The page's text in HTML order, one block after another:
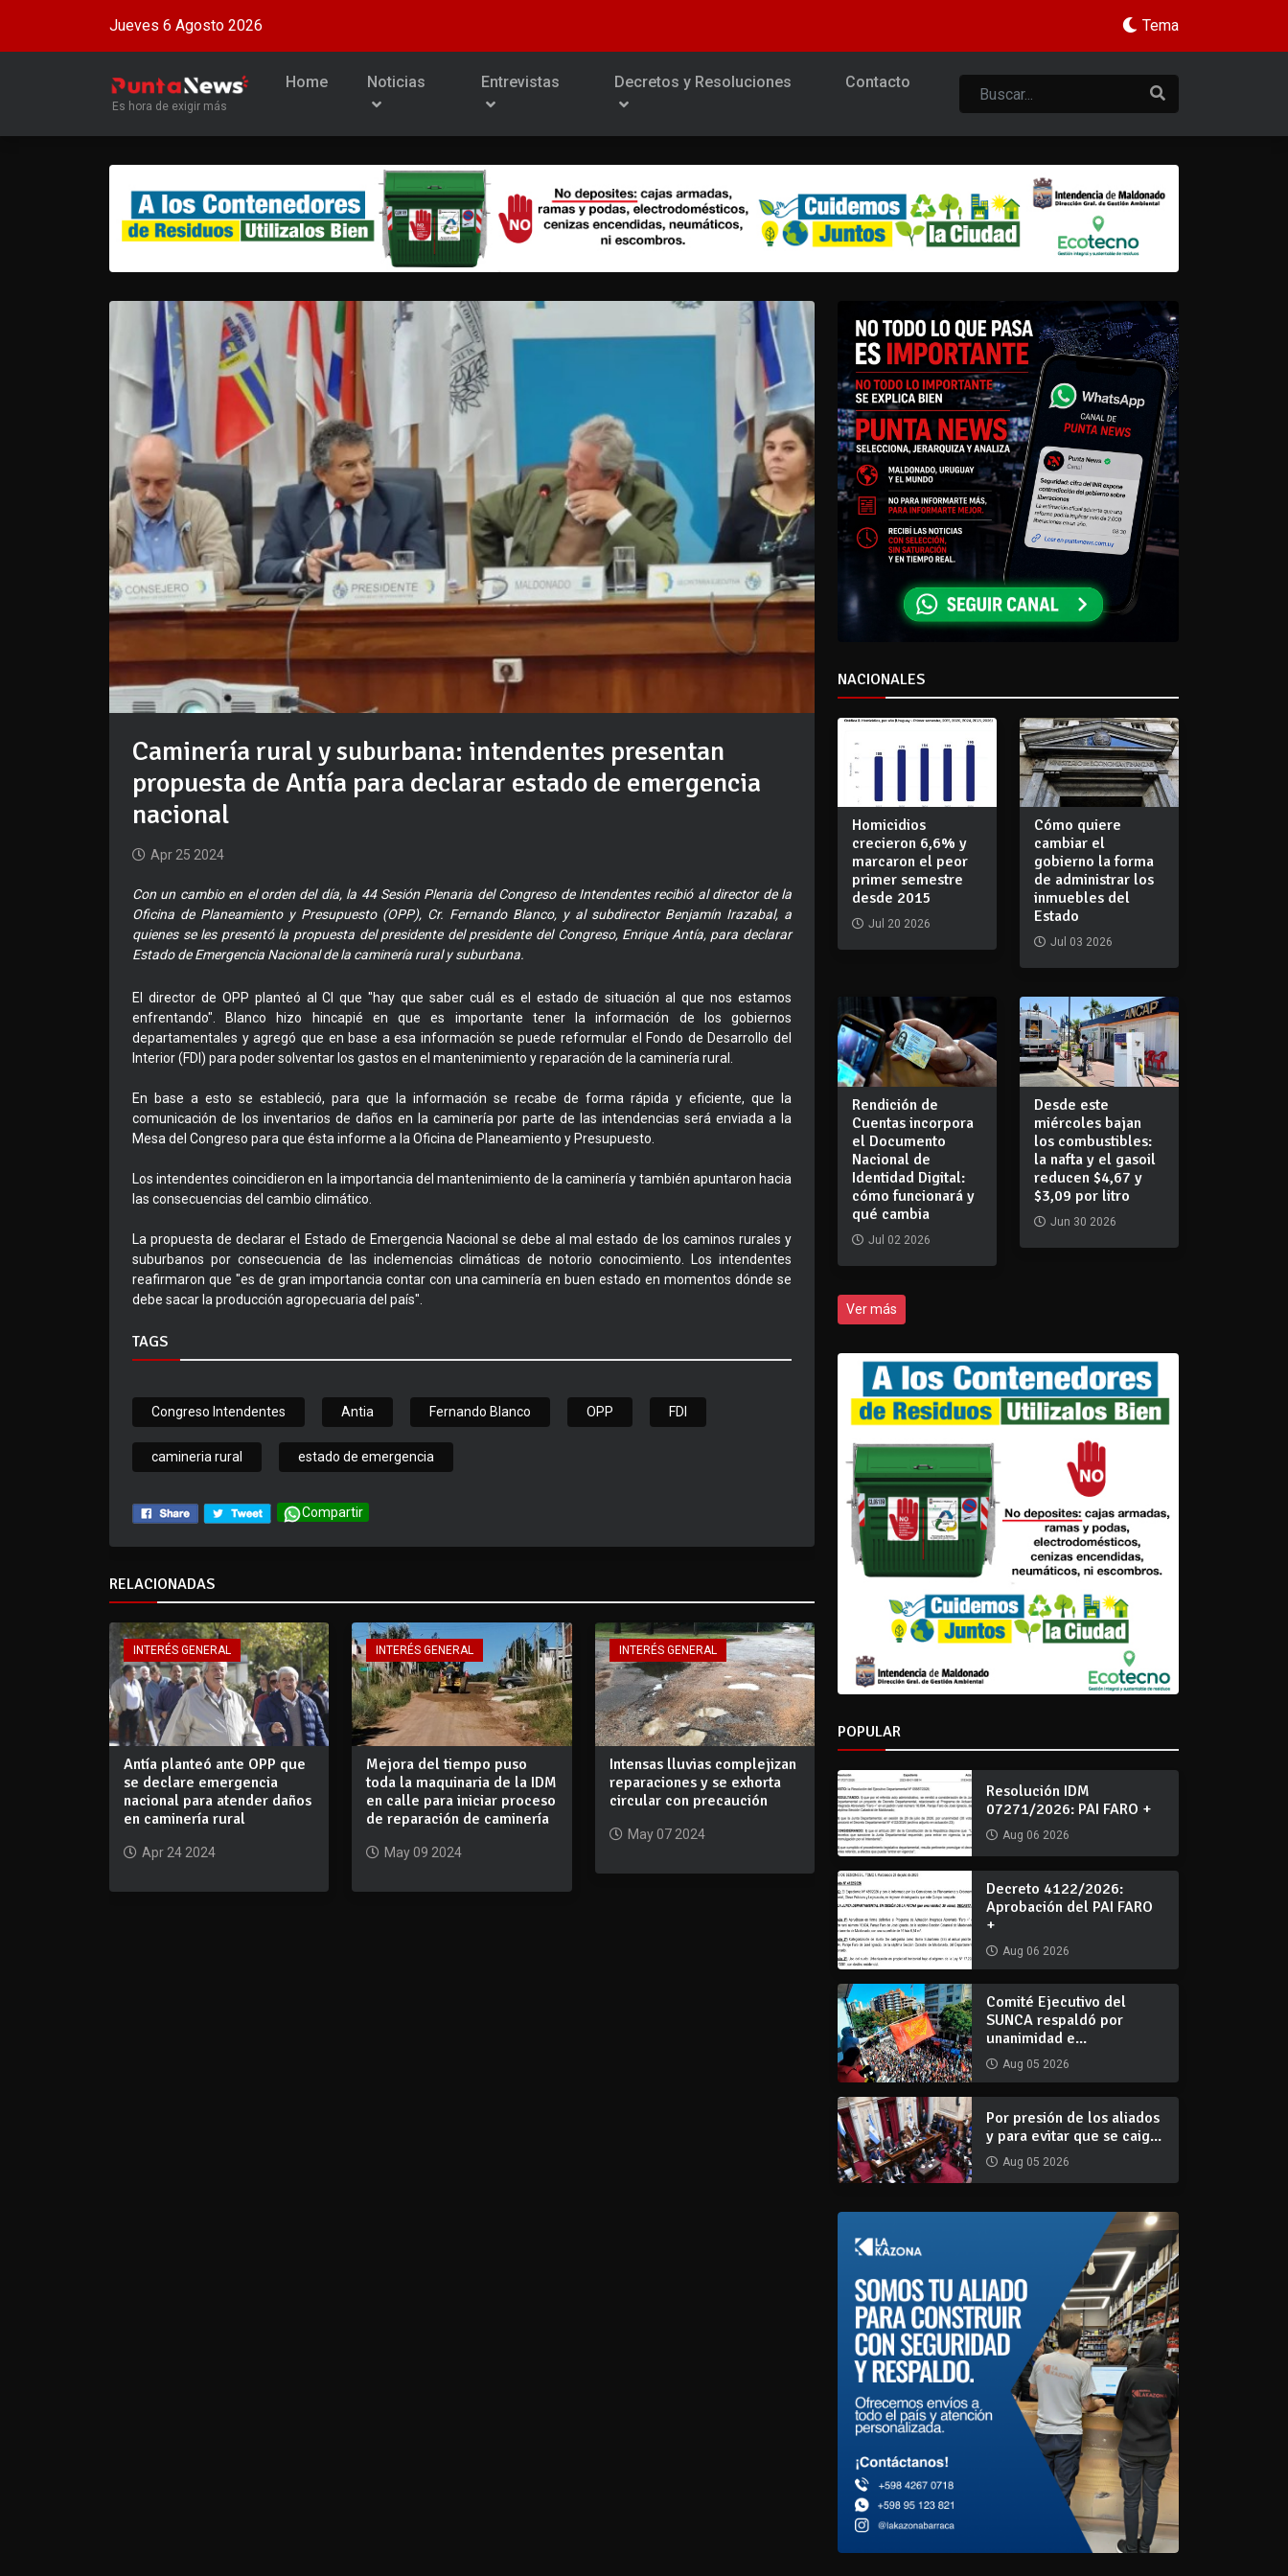
Jueves 6 Agosto 2026 Tema
Es hora de exigir más
Home Noticias Entrevistas Decretos y Resoluciones Contacto
Caminería rural y suburbana: intendentes presentan
propuesta de Antía para declarar estado de emergencia
nacional
Apr 25 2024
Con un cambio en el orden del día, la 44 Sesión Plenaria del Congreso de Intendentes recibió al director de la
Oficina de Planeamiento y Presupuesto (OPP), Cr. Fernando Blanco, y al subdirector Benjamín Irazabal, a
quienes se les presentó la propuesta del presidente del presidente del Congreso, Enrique Antía, para declarar
Estado de Emergencia Nacional de la caminería rural y suburbana.
El director de OPP planteó al CI que "hay que saber cuál es el estado de situación al que nos estamos
enfrentando". Blanco hizo hincapié en que es importante tener la información de los gobiernos
departamentales y agregó que en base a esa información se puede reformular el Fondo de Desarrollo del
Interior (FDI) para poder solventar los gastos en el mantenimiento y reparación de la caminería rural.
En base a esto se estableció, para que la información se recabe de forma rápida y eficiente, que la
comunicación de los inventarios de daños en la caminería por parte de las intendencias será enviada a la
Mesa del Congreso para que ésta informe a la Oficina de Planeamiento y Presupuesto.
Los intendentes coincidieron en la importancia del mantenimiento de la caminería y también apuntaron hacia
las consecuencias del cambio climático.
La propuesta de declarar el Estado de Emergencia Nacional se debe al mal estado de los caminos rurales y
suburbanos por consecuencia de las inclemencias climáticas de notorio conocimiento. Los intendentes
reafirmaron que "es de gran importancia contar con una caminería en buen estado en momentos dónde se
debe sacar la producción agropecuaria del país".
TAGS
Congreso Intendentes Antia Fernando Blanco OPP FDI
camineria rural estado de emergencia
Compartir
RELACIONADAS
INTERÉS GENERAL
Antía planteó ante OPP que
se declare emergencia
nacional para atender daños
en caminería rural
Apr 24 2024
INTERÉS GENERAL
Mejora del tiempo puso
toda la maquinaria de la IDM
en calle para iniciar proceso
de reparación de caminería
May 09 2024
INTERÉS GENERAL
Intensas lluvias complejizan
reparaciones y se exhorta
circular con precaución
May 07 2024
NACIONALES
Homicidios
crecieron 6,6% y
marcaron el peor
primer semestre
desde 2015
Jul 20 2026
Cómo quiere
cambiar el
gobierno la forma
de administrar los
inmuebles del
Estado
Jul 03 2026
Rendición de
Cuentas incorpora
el Documento
Nacional de
Identidad Digital:
cómo funcionará y
qué cambia
Jul 02 2026
Desde este
miércoles bajan
los combustibles:
la nafta y el gasoil
reducen $4,67 y
$3,09 por litro
Jun 30 2026
Ver más
POPULAR
Resolución IDM
07271/2026: PAI FARO +
Aug 06 2026
Decreto 4122/2026:
Aprobación del PAI FARO
+
Aug 06 2026
Comité Ejecutivo del
SUNCA respaldó por
unanimidad e...
Aug 05 2026
Por presión de los aliados
y para evitar que se caig...
Aug 05 2026